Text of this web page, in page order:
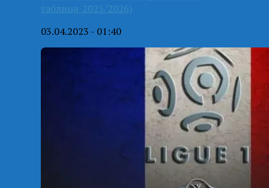
таблица-2025/2026)
03.04.2023 - 01:40